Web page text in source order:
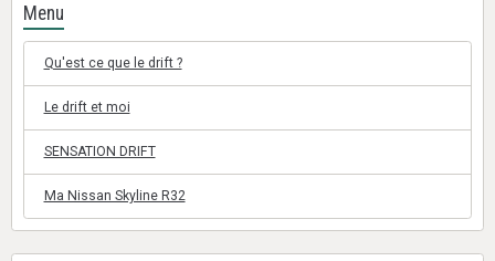
Menu
Qu'est ce que le drift ?
Le drift et moi
SENSATION DRIFT
Ma Nissan Skyline R32